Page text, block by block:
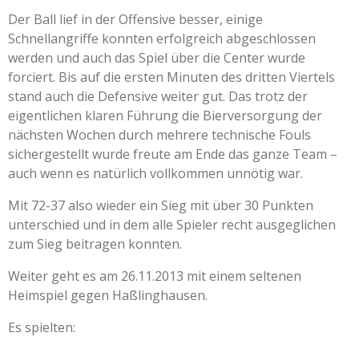
Der Ball lief in der Offensive besser, einige
Schnellangriffe konnten erfolgreich abgeschlossen
werden und auch das Spiel über die Center wurde
forciert. Bis auf die ersten Minuten des dritten Viertels
stand auch die Defensive weiter gut. Das trotz der
eigentlichen klaren Führung die Bierversorgung der
nächsten Wochen durch mehrere technische Fouls
sichergestellt wurde freute am Ende das ganze Team –
auch wenn es natürlich vollkommen unnötig war.
Mit 72-37 also wieder ein Sieg mit über 30 Punkten
unterschied und in dem alle Spieler recht ausgeglichen
zum Sieg beitragen konnten.
Weiter geht es am 26.11.2013 mit einem seltenen
Heimspiel gegen Haßlinghausen.
Es spielten: